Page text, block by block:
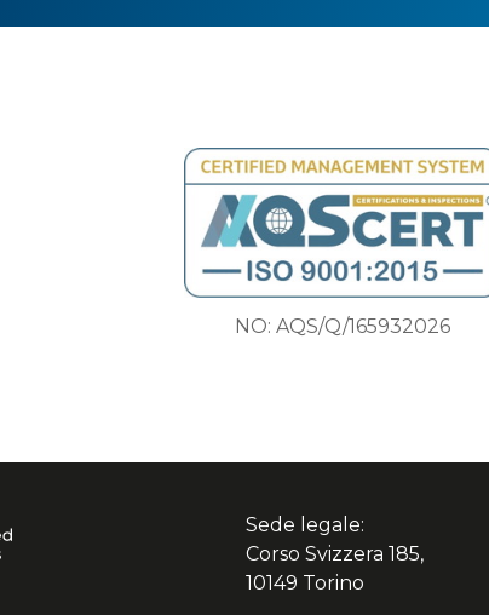
NO: AQS/Q/165932026
Sede legale:
Corso Svizzera 185,
10149 Torino